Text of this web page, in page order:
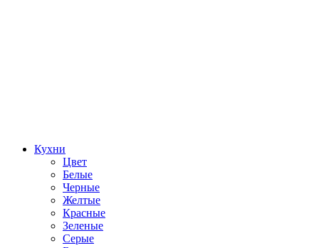
Кухни
Цвет
Белые
Черные
Желтые
Красные
Зеленые
Серые